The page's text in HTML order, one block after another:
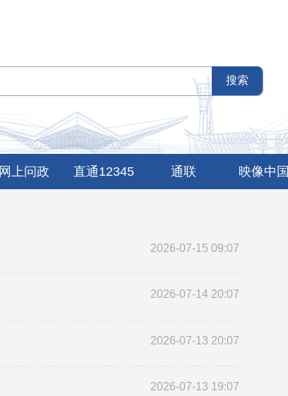
网上问政 直通12345 通联 映像中国
2026-07-15 09:07
2026-07-14 20:07
2026-07-13 20:07
2026-07-13 19:07